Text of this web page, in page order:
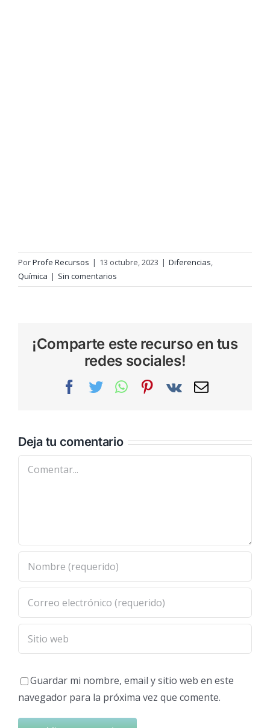
PorProfe Recursos | 13 octubre, 2023 | Diferencias,
Química | Sin comentarios
¡Comparte este recurso en tus
redes sociales!
Facebook
TwitterWhatsAppPinterest
Vk
Correo
Deja tu comentario
Comentar
Guardar mi nombre, email y sitio web en este
navegador para la próxima vez que comente.